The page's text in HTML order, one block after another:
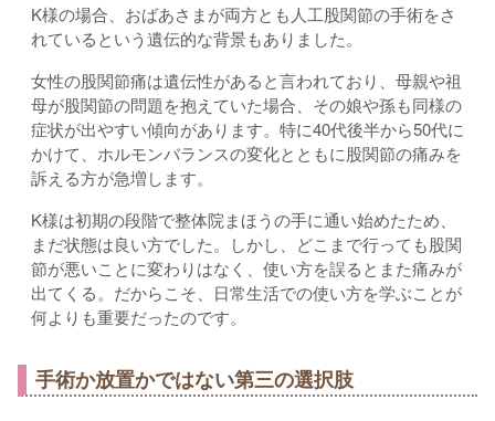
K様の場合、おばあさまが両方とも人工股関節の手術をさ
れているという遺伝的な背景もありました。
女性の股関節痛は遺伝性があると言われており、母親や祖
母が股関節の問題を抱えていた場合、その娘や孫も同様の
症状が出やすい傾向があります。特に40代後半から50代に
かけて、ホルモンバランスの変化とともに股関節の痛みを
訴える方が急増します。
K様は初期の段階で整体院まほうの手に通い始めたため、
まだ状態は良い方でした。しかし、どこまで行っても股関
節が悪いことに変わりはなく、使い方を誤るとまた痛みが
出てくる。だからこそ、日常生活での使い方を学ぶことが
何よりも重要だったのです。
手術か放置かではない第三の選択肢